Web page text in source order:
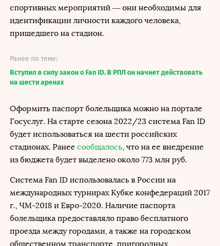
спортивных мероприятий — они необходимы для
идентификации личности каждого человека,
пришедшего на стадион.
Ранее по теме:
Вступил в силу закон о Fan ID. В РПЛ он начнет действовать
на шести аренах
Оформить паспорт болельщика можно на портале
Госуслуг. На старте сезона 2022/23 система Fan ID
будет использоваться на шести российских
стадионах. Ранее сообщалось, что на ее внедрение
из бюджета будет выделено около 773 млн руб.
Система Fan ID использовалась в России на
международных турнирах Кубке конфедераций 2017
г., ЧМ-2018 и Евро-2020. Наличие паспорта
болельщика предоставляло право бесплатного
проезда между городами, а также на городском
общественном транспорте, пригородных